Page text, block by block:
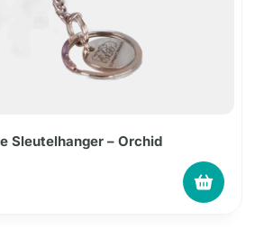
Sleutelhanger – Orchid